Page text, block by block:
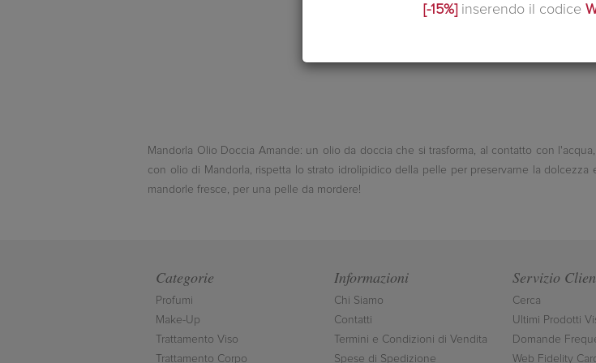
Mandorla Olio Doccia Amande: un olio da doccia che si trasforma, al contatto con
con olio di Mandorla, rispetta lo strato idrolipidico della pelle per preservarne la
mandorle fresce, per una pelle da mordere!
Categorie
Profumi
Make-Up
Trattamento Viso
Trattamento Corpo
Informazioni
Chi Siamo
Contatti
Termini e Condizioni di Vendita
Spese di Spedizione
Servizio
Cerca
Ultimi Prodotti
Domande
Web Fidelity
[-15%] inserendo il codice